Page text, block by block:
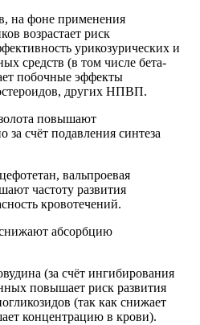
на фоне применения
возрастает риск
урикозурических и
средств (в том числе бета-
побочные эффекты
других НПВП.
повышают
за счёт подавления синтеза
вальпроевая
частоту развития
кровотечений.
абсорбцию
(за счёт ингибирования
повышает риск развития
(так как снижает
концентрацию в крови).